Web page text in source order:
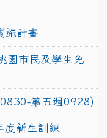
施計畫
園市民及學生免
第五週0928)
新生訓練